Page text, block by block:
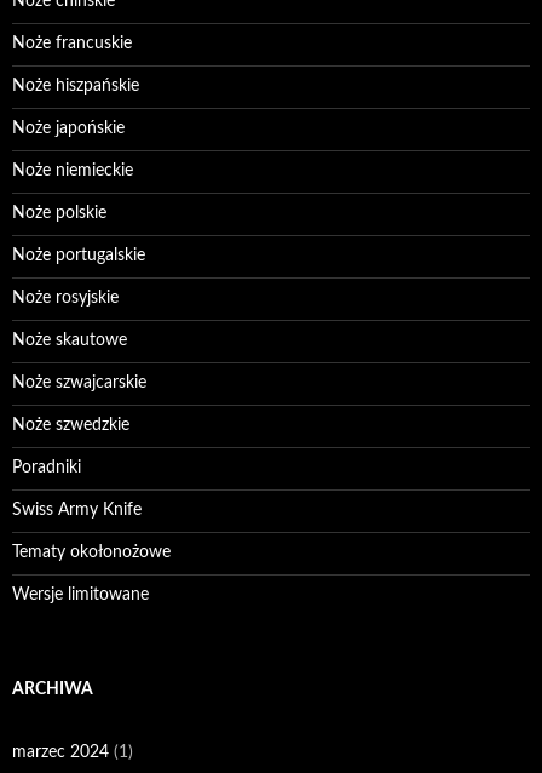
Noże francuskie
Noże hiszpańskie
Noże japońskie
Noże niemieckie
Noże polskie
Noże portugalskie
Noże rosyjskie
Noże skautowe
Noże szwajcarskie
Noże szwedzkie
Poradniki
Swiss Army Knife
Tematy okołonożowe
Wersje limitowane
ARCHIWA
marzec 2024 (1)